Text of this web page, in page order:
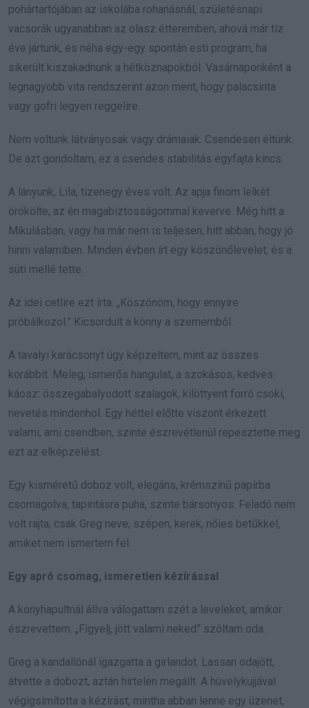
pohártartójában az iskolába rohanásnál, születésnapi
vacsorák ugyanabban az olasz étteremben, ahová már tíz
éve jártunk, és néha egy-egy spontán esti program, ha
sikerült kiszakadnunk a hétköznapokból. Vasárnaponként a
legnagyobb vita rendszerint azon ment, hogy palacsinta
vagy gofri legyen reggelire.
Nem voltunk látványosak vagy drámaiak. Csendesen éltünk.
De azt gondoltam, ez a csendes stabilitás egyfajta kincs.
A lányunk, Lila, tizenegy éves volt. Az apja finom lelkét
örökölte, az én magabiztosságommal keverve. Még hitt a
Mikulásban, vagy ha már nem is teljesen, hitt abban, hogy jó
hinni valamiben. Minden évben írt egy köszönőlevelet, és a
süti mellé tette.
Az idei cetlire ezt írta: „Köszönöm, hogy ennyire
próbálkozol.” Kicsordult a könny a szememből.
A tavalyi karácsonyt úgy képzeltem, mint az összes
korábbit. Meleg, ismerős hangulat, a szokásos, kedves
káosz: összegabalyodott szalagok, kilöttyent forró csoki,
nevetés mindenhol. Egy héttel előtte viszont érkezett
valami, ami csendben, szinte észrevétlenül repesztette meg
ezt az elképzelést.
Egy kisméretű doboz volt, elegáns, krémszínű papírba
csomagolva, tapintásra puha, szinte bársonyos. Feladó nem
volt rajta, csak Greg neve, szépen, kerek, nőies betűkkel,
amiket nem ismertem fel.
Egy apró csomag, ismeretlen kézírással
A konyhapultnál állva válogattam szét a leveleket, amikor
észrevettem. „Figyelj, jött valami neked” szóltam oda.
Greg a kandallónál igazgatta a girlandot. Lassan odajött,
átvette a dobozt, aztán hirtelen megállt. A hüvelykujjával
végigsimította a kézírást, mintha abban lenne egy üzenet,